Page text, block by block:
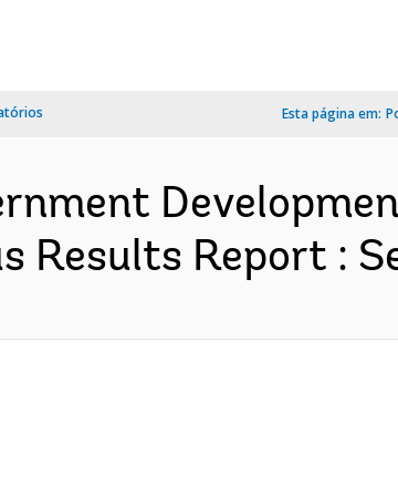
Esta página em:
Report :